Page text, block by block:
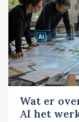
Wat er
AI het